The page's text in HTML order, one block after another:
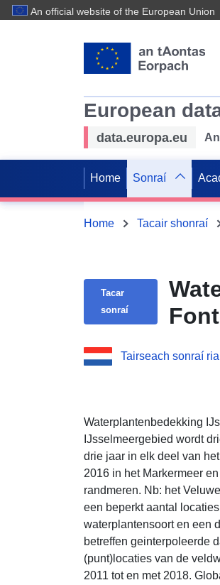
An official website of the European Union
European
data.europa.eu
Home Sonraí
Home Tacair shonraí
Tacar
sonraí
Tairseach sonraí
Waterplantenbedekking
IJsselmeergebied wordt
drie jaar in elk deel van
2016 in het Markermeer
randmeren. Nb: het
een beperkt aantal
waterplantensoort en een
betreffen geinterpoleerde
(punt)locaties van de
2011 tot en met 2018.